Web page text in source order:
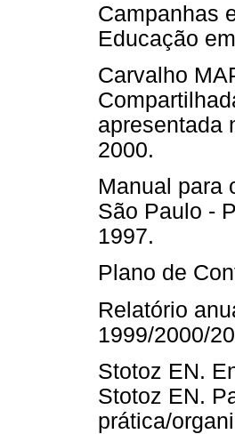
Campanhas
Educação
Carvalho
apresentada
2000.
Manual para
São Paulo -
1997.
Plano de
Relatório
1999/2000/
Stotoz EN.
Stotoz EN.
prática/